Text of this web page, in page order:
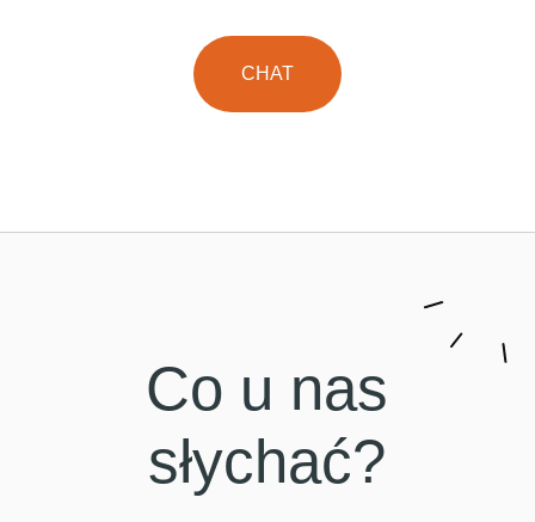
CHAT
Co u nas
słychać?